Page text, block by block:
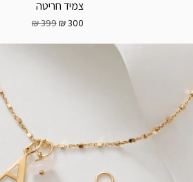
צמיד חריטה
300 ₪
399 ₪